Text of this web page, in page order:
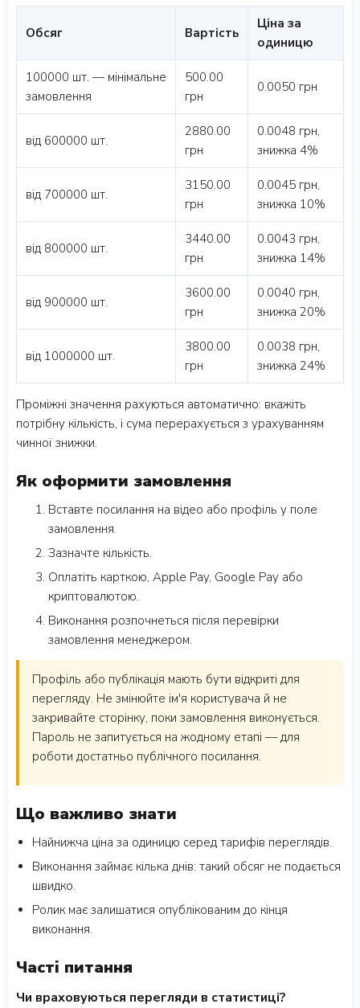
Обсяг Вартість
Ціна за
одиницю
100000 шт. — мінімальне
замовлення
500.00
грн
0.0050 грн
від 600000 шт.
2880.00
грн
0.0048 грн,
знижка 4%
від 700000 шт.
3150.00
грн
0.0045 грн,
знижка 10%
від 800000 шт.
3440.00
грн
0.0043 грн,
знижка 14%
від 900000 шт.
3600.00
грн
0.0040 грн,
знижка 20%
від 1000000 шт.
3800.00
грн
0.0038 грн,
знижка 24%
Проміжні значення рахуються автоматично: вкажіть
потрібну кількість, і сума перерахується з урахуванням
чинної знижки.
Як оформити замовлення
Вставте посилання на відео або профіль у поле
замовлення.
Зазначте кількість.
Оплатіть карткою, Apple Pay, Google Pay або
криптовалютою.
Виконання розпочнеться після перевірки
замовлення менеджером.
Профіль або публікація мають бути відкриті для
перегляду. Не змінюйте ім'я користувача й не
закривайте сторінку, поки замовлення виконується.
Пароль не запитується на жодному етапі — для
роботи достатньо публічного посилання.
Що важливо знати
Найнижча ціна за одиницю серед тарифів переглядів.
Виконання займає кілька днів: такий обсяг не подається
швидко.
Ролик має залишатися опублікованим до кінця
виконання.
Часті питання
Чи враховуються перегляди в статистиці?